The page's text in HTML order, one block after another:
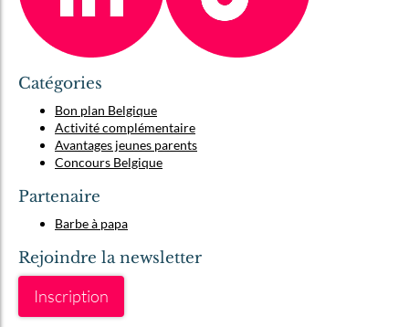
Catégories
Bon plan Belgique
Activité complémentaire
Avantages jeunes parents
Concours Belgique
Partenaire
Barbe à papa
Rejoindre la newsletter
Inscription